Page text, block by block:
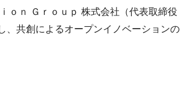
ｏｎ Ｇｒｏｕｐ 株式会社（代表取締役
共創によるオープンイノベーションの